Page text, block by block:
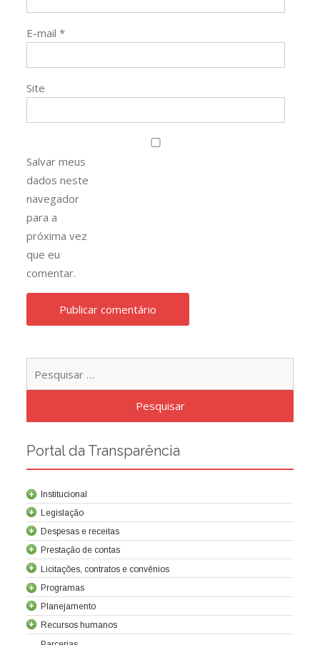
E-mail*
Site
Salvar meus
dados neste
navegador
para a
próxima vez
que eu
comentar.
Portal da Transparência
Institucional
Legislação
Despesas e receitas
Prestação de contas
Balanços
Licitações, contratos e convênios
Programas
Planejamento
Recursos humanos